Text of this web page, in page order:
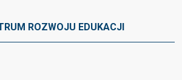
ROZWOJU EDUKACJI